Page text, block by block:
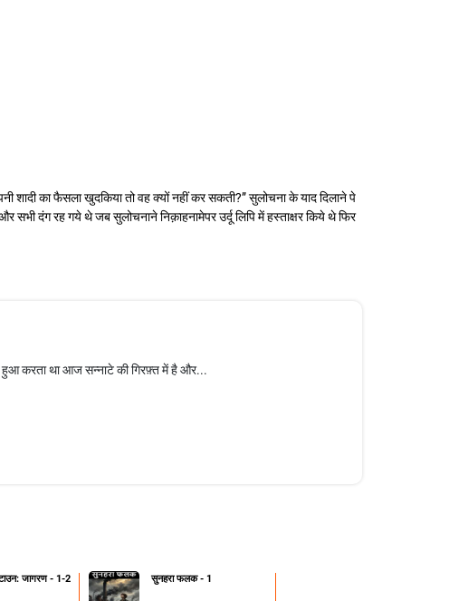
शादी का फैसला खुदकिया तो वह क्यों नहीं कर सकती?” सुलोचना के याद दिलाने पे
दंग रह गये थे जब सुलोचनाने निक़ाहनामेपर उर्दू लिपि में हस्ताक्षर किये थे फिर
हुआ करता था आज सन्नाटे की गिरफ़्त में है और...
जागरण - 1-2 सुनहरा फलक - 1